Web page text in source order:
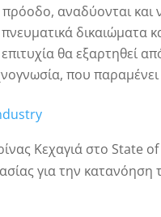
αναδύονται και
δικαιώματα
θα εξαρτηθεί
που
Κεχαγιά στο State
για την